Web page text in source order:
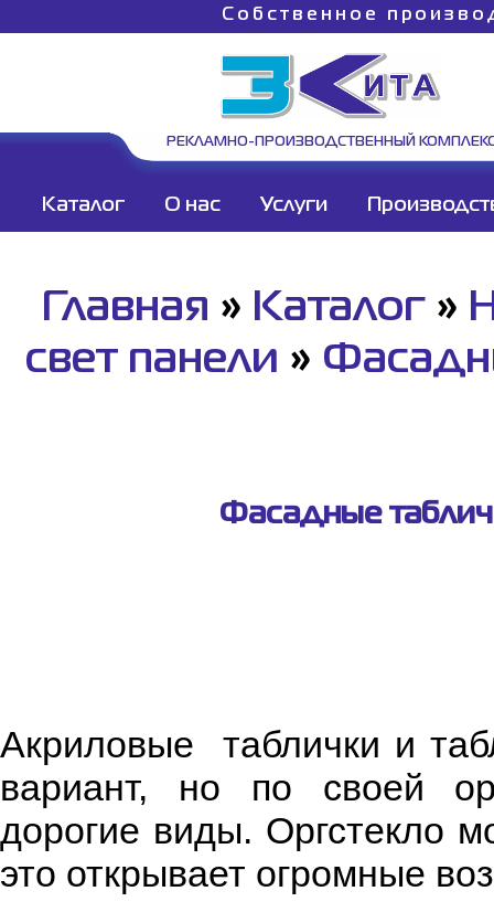
Собственное
РЕКЛАМНО-ПРОИЗВОДСТВЕННЫЙ
Каталог О нас Услуги
Главная » Каталог »
свет панели »
Фасадные
Акриловые таблички и
вариант, но по своей
дорогие виды. Оргстекло
это открывает огромные